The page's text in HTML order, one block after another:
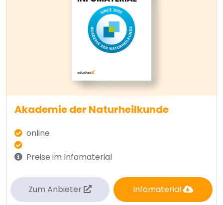
Akademie der Naturheilkunde
online
Preise im Infomaterial
Zum Anbieter Infomaterial